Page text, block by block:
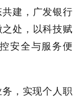
建，广发银行
处，以科技赋
安全与服务便
，实现个人职